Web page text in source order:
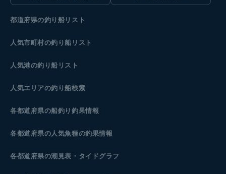
都道府県の釣り船リスト
人気市町村の釣り船リスト
人気港の釣り船リスト
人気エリアの釣り船検索
各都道府県の船釣り釣果情報
各都道府県の人気魚種の釣果情報
各都道府県の潮見表 ・タイドグラフ